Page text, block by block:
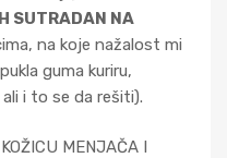
SUTRADAN NA
na koje nažalost mi
guma kuriru,
i to se da rešiti).
MENJAČA I